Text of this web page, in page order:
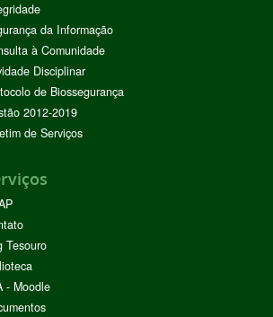
da Informação
à Comunidade
Disciplinar
de Biossegurança
2012-2019
de Serviços
Tesouro
- Moodle